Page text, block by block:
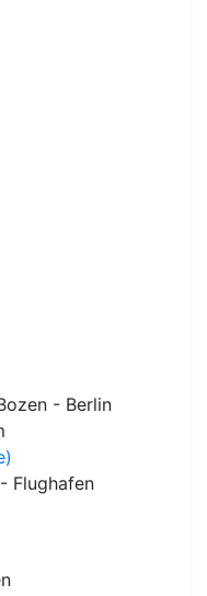
- Berlin
Flughafen